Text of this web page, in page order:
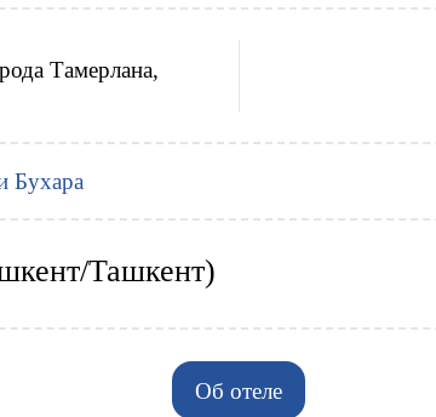
FAQ
Just eSIM
Тамерлана,
Бухара
Ташкент)
Об отеле